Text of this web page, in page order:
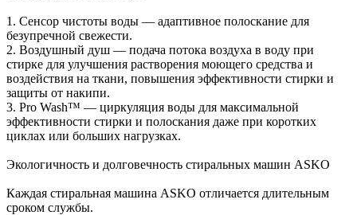
1. Сенсор чистоты воды — адаптивное полоскание для
безупречной свежести.
2. Воздушный душ — подача потока воздуха в воду при
стирке для улучшения растворения моющего средства и
воздействия на ткани, повышения эффективности стирки и
защиты от накипи.
3. Pro Wash™ — циркуляция воды для максимальной
эффективности стирки и полоскания даже при коротких
циклах или больших нагрузках.
Экологичность и долговечность стиральных машин ASKO
Каждая стиральная машина ASKO отличается длительным
сроком службы.